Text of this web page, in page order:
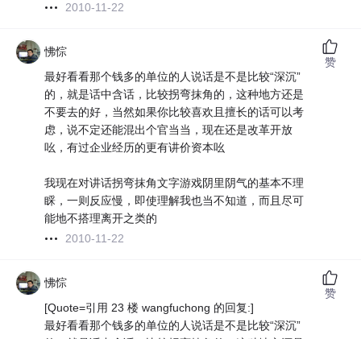
2010-11-22
怫悰
最好看看那个钱多的单位的人说话是不是比较“深沉”
的，就是话中含话，比较拐弯抹角的，这种地方还是
不要去的好，当然如果你比较喜欢且擅长的话可以考
虑，说不定还能混出个官当当，现在还是改革开放
吆，有过企业经历的更有讲价资本吆
我现在对讲话拐弯抹角文字游戏阴里阴气的基本不理
睬，一则反应慢，即使理解我也当不知道，而且尽可
能地不搭理离开之类的
2010-11-22
赞
怫悰
[Quote=引用 23 楼 wangfuchong 的回复:]
最好看看那个钱多的单位的人说话是不是比较“深沉”
赞